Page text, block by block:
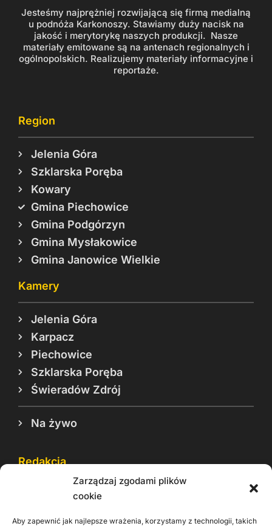
Zarządzaj zgodami plików
cookie
Aby zapewnić jak najlepsze wrażenia, korzystamy z technologii, takich
Jesteśmy najprężniej rozwijającą się firmą medialną
u podnóża Karkonoszy. Stawiamy duży nacisk na
jakość i merytorykę naszych produkcji. Nasze
materiały emitowane są na antenach regionalnych i
ogólnopolskich. Realizujemy materiały informacyjne i
reportaże.
Region
Jelenia Góra
Szklarska Poręba
Kowary
Gmina Piechowice
Gmina Podgórzyn
Gmina Mysłakowice
Gmina Janowice Wielkie
Kamery
Jelenia Góra
Karpacz
Piechowice
Szklarska Poręba
Świeradów Zdrój
Na żywo
Redakcja
Reklama